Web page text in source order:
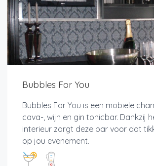
Bubbles For You
Bubbles For You is een mobiele
cava-, wijn en gin tonicbar. Dankzij
interieur zorgt deze bar voor dat
op jou evenement.